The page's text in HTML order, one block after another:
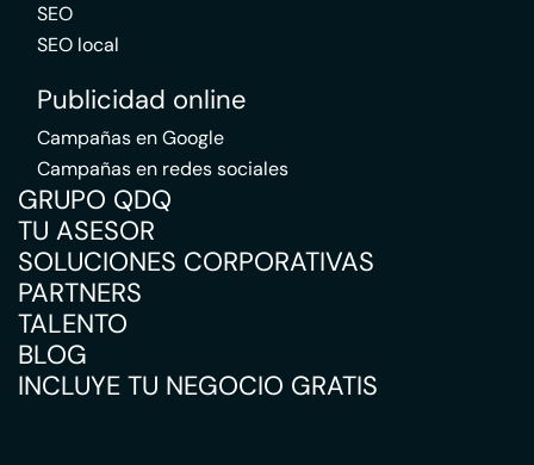
SEO
SEO local
Publicidad online
Campañas en Google
Campañas en redes sociales
GRUPO QDQ
TU ASESOR
SOLUCIONES CORPORATIVAS
PARTNERS
TALENTO
BLOG
INCLUYE TU NEGOCIO GRATIS